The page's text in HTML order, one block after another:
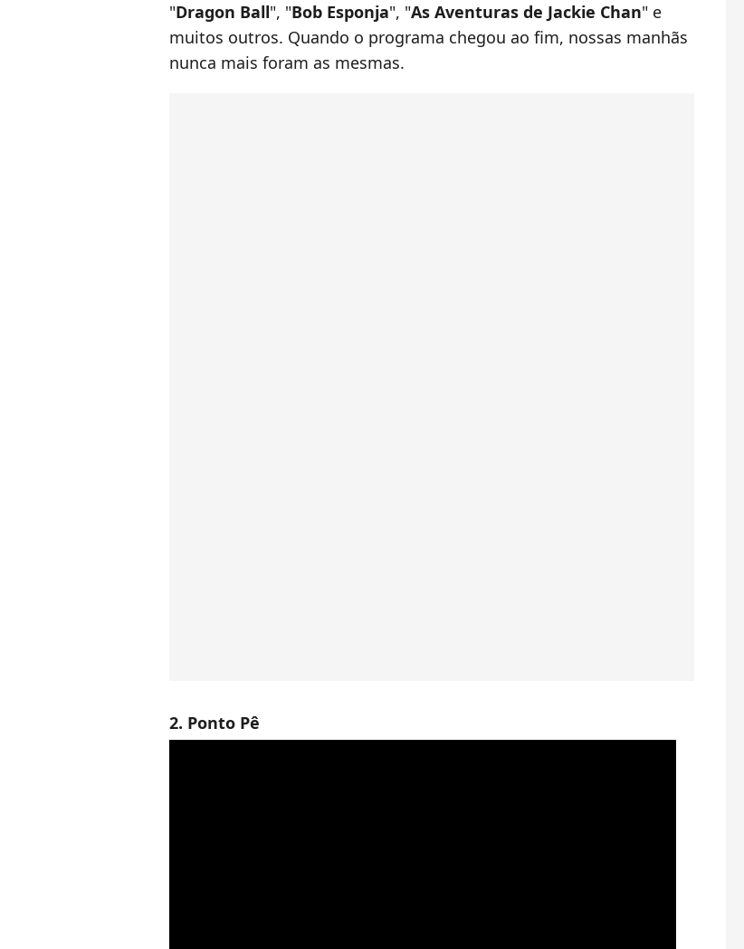
"Dragon Ball", "Bob Esponja", "As Aventuras de Jackie Chan" e
muitos outros. Quando o programa chegou ao fim, nossas manhãs
nunca mais foram as mesmas.
2. Ponto Pê